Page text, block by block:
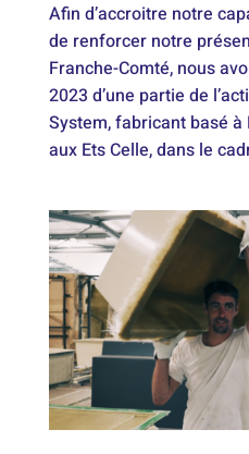
Afin d’accroitre notre
de renforcer notre
Franche-Comté, nous
2023 d’une partie de
System, fabricant basé à
aux Ets Celle, dans le